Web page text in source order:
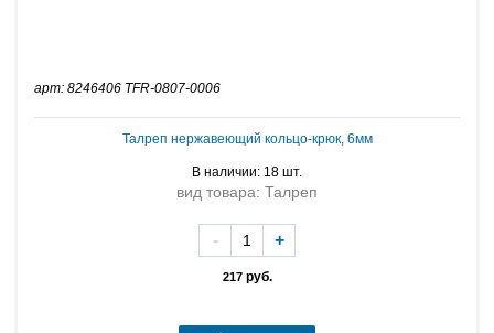
арт: 8246406 TFR-0807-0006
Талреп нержавеющий кольцо-крюк, 6мм
В наличии: 18 шт.
вид товара: Талреп
217руб.
- +